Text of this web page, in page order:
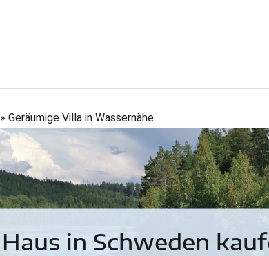
» Geräumige Villa in Wassernähe
Haus in Schweden